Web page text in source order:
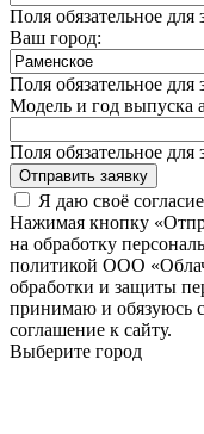
Поля обязательное для
Ваш город:
Поля обязательное для
Модель и год выпуска
Поля обязательное для
Отправить заявку
Я даю своё
Нажимая кнопку
на обработку
политикой ООО
обработки и защиты
принимаю и обязуюсь
соглашение к сайту.
Выберите город